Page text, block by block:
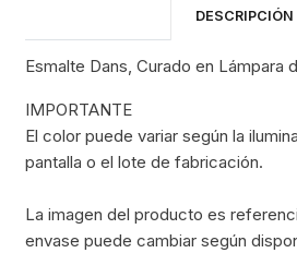
DESCRIPCIÓN
Esmalte Dans, Curado en Lámpara
IMPORTANTE
El color puede variar según la
pantalla o el lote de fabricación.
La imagen del producto es
envase puede cambiar según